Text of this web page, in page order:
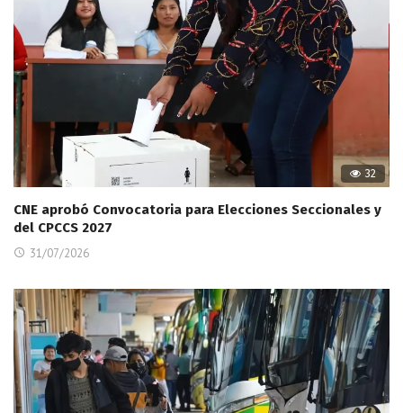
32
CNE aprobó Convocatoria para Elecciones Seccionales y
del CPCCS 2027
31/07/2026